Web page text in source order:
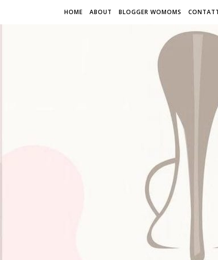
HOME ABOUT BLOGGER WOMOMS